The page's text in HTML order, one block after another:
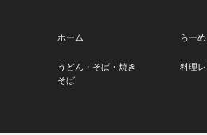
ホーム らー
うどん・そば・焼き
そば
料理